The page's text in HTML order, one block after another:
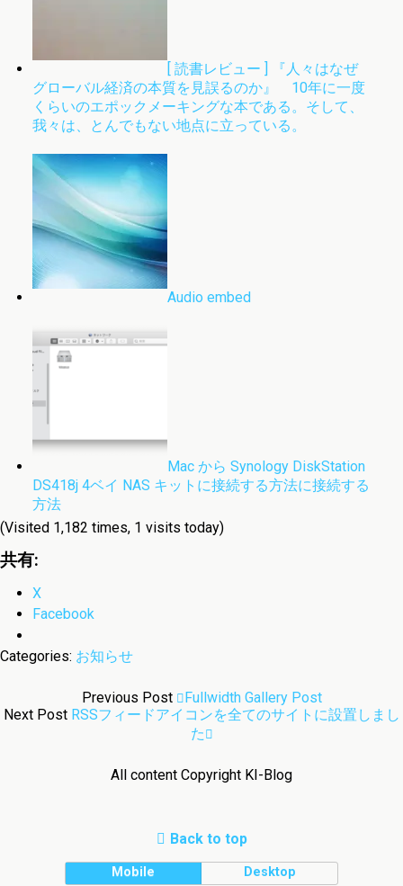
[ 読書レビュー ] 『人々はなぜ
グローバル経済の本質を見誤るのか』 10年に一度
くらいのエポックメーキングな本である。そして、
我々は、とんでもない地点に立っている。
Audio embed
Mac から Synology DiskStation
DS418j 4ベイ NAS キットに接続する方法に接続する
方法
(Visited 1,182 times, 1 visits today)
共有:
X
Facebook
Categories: お知らせ
Previous Post
Fullwidth Gallery Post
Next Post RSSフィードアイコンを全てのサイトに設置しまし
た
All content Copyright KI-Blog
Back to top
Mobile Desktop